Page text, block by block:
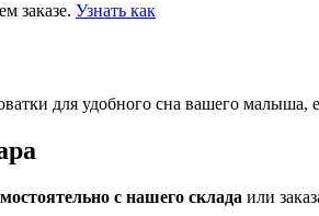
заказе. Узнать как
для удобного сна вашего малыша,
с нашего склада или